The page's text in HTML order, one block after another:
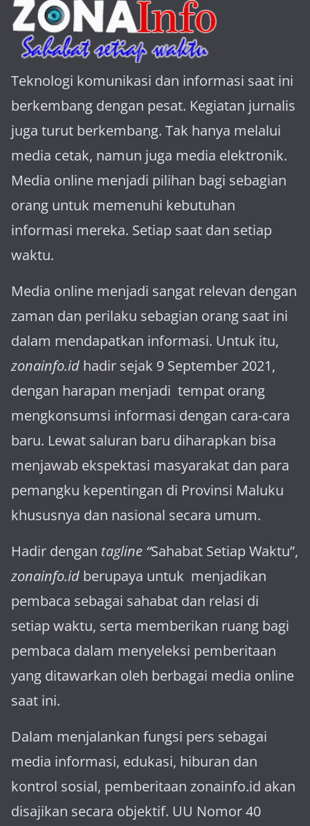
Teknologi komunikasi dan informasi saat ini
berkembang dengan pesat. Kegiatan jurnalis
juga turut berkembang. Tak hanya melalui
media cetak, namun juga media elektronik.
Media online menjadi pilihan bagi sebagian
orang untuk memenuhi kebutuhan
informasi mereka. Setiap saat dan setiap
waktu.
Media online menjadi sangat relevan dengan
za­man dan perilaku sebagian orang saat ini
dalam mendapatkan informasi. Untuk itu,
zonainfo.id hadir sejak 9 September 2021,
dengan harapan menjadi tem­pat orang
mengkonsumsi informasi dengan cara-cara
baru. Lewat sa­luran ba­ru diharapkan bisa
menja­wab ekspektasi masya­rakat dan para
pemangku kepen­tingan di Provinsi Maluku
khususnya dan nasional secara umum.
Hadir dengan tagline “Sahabat Setiap Waktu”,
zonainfo.id berupaya untuk menjadikan
pembaca sebagai sahabat dan relasi di
setiap waktu, serta memberikan ruang bagi
pembaca dalam menyeleksi pemberitaan
yang ditawarkan oleh berbagai media online
saat ini.
Dalam menjalankan fungsi pers sebagai
media informasi, edukasi, hiburan dan
kontrol sosial, pemberitaan zonainfo.id akan
disajikan secara objektif. UU Nomor 40